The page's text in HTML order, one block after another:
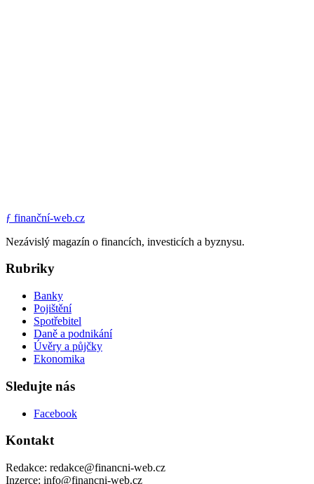
ƒ finanční-web.cz
Nezávislý magazín o financích, investicích a byznysu.
Rubriky
Banky
Pojištění
Spotřebitel
Daně a podnikání
Úvěry a půjčky
Ekonomika
Sledujte nás
Facebook
Kontakt
Redakce: redakce@financni-web.cz
Inzerce: info@financni-web.cz